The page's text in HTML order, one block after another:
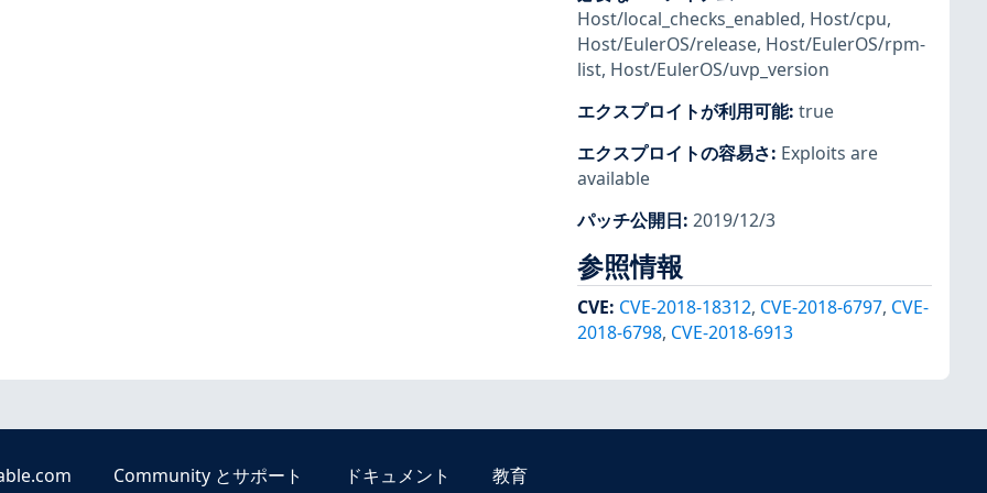
Host/local_checks_enabled, Host/cpu,
Host/EulerOS/release, Host/EulerOS/rpm-
list, Host/EulerOS/uvp_version
エクスプロイトが利用可能: true
エクスプロイトの容易さ: Exploits are
available
パッチ公開日: 2019/12/3
参照情報
CVE: CVE-2018-18312, CVE-2018-6797, CVE-
2018-6798, CVE-2018-6913
Community とサポート ドキュメント 教育